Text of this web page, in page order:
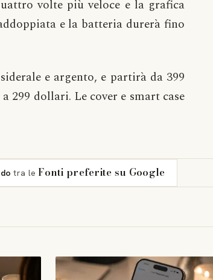
volte più veloce e la grafica
e la batteria durerà fino
e argento, e partirà da 399
299 dollari. Le cover e smart case
tra le Fonti preferite su Google